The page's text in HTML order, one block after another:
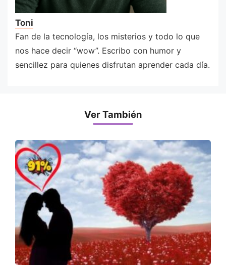
Toni
Fan de la tecnología, los misterios y todo lo que
nos hace decir “wow”. Escribo con humor y
sencillez para quienes disfrutan aprender cada día.
Ver También